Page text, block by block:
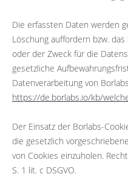
Die erfassten Daten werden
Löschung auffordern bzw.
oder der Zweck für die
gesetzliche
Datenverarbeitung von
https://de.borlabs.io/kb/
Der Einsatz der Borlabs-
die gesetzlich
von Cookies einzuholen.
S. 1 lit. c DSGVO.